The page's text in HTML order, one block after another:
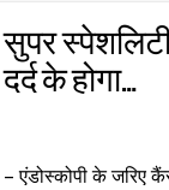
सुपर
दर्द के होगा…
– एंडोस्कोपी के जरिए